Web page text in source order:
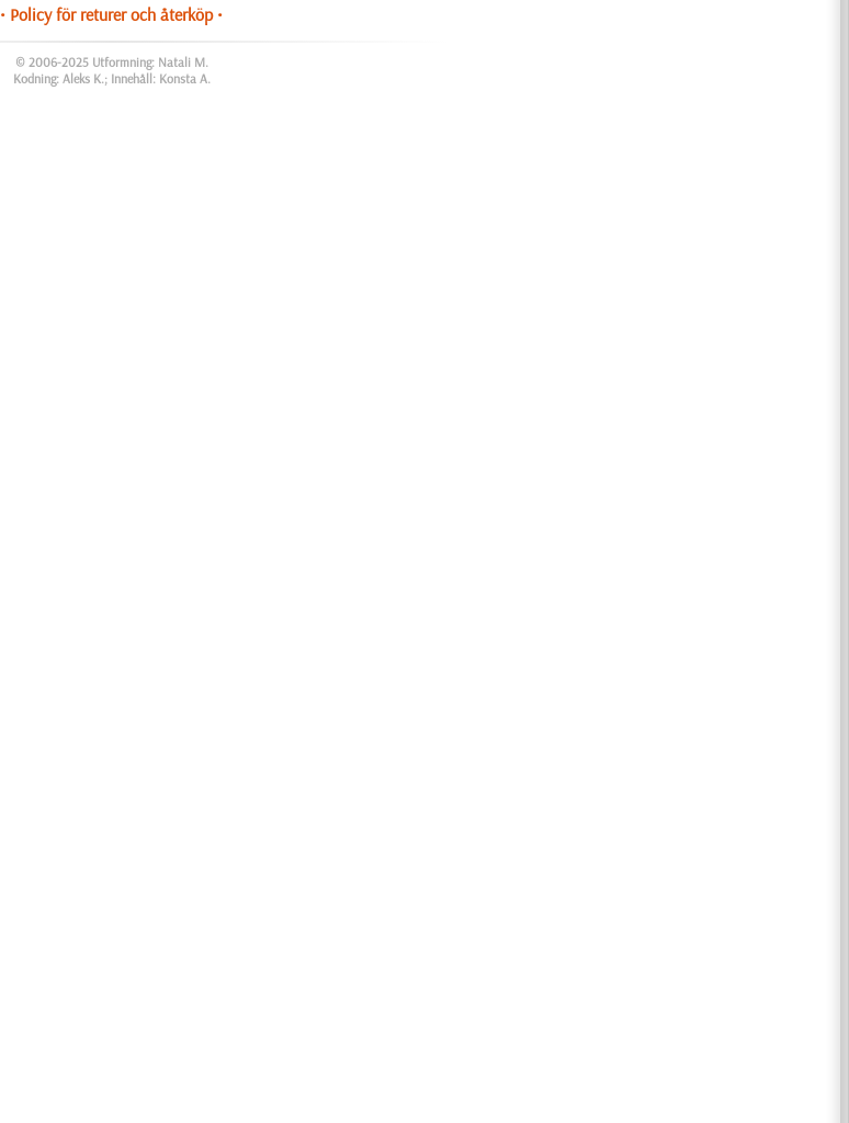
• Policy för returer och återköp •
© 2006-2025 Utformning: Natali M.
Kodning: Aleks K.; Innehåll: Konsta A.